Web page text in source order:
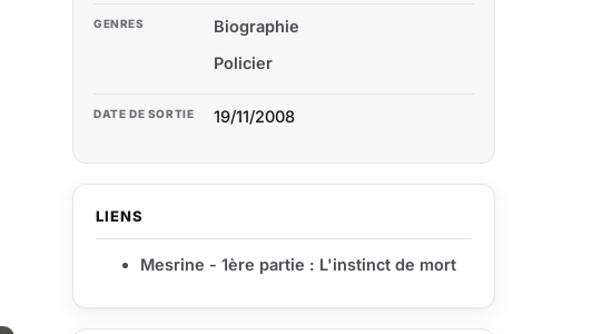
GENRES
Biographie
Policier
DATE DE SORTIE 19/11/2008
LIENS
Mesrine - 1ère partie : L'instinct de mort